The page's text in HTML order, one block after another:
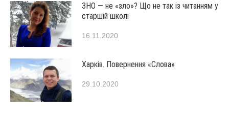
ЗНО — не «зло»? Що не так із читанням у
старшій школі
16.11.2020
Харків. Повернення «Слова»
29.10.2020